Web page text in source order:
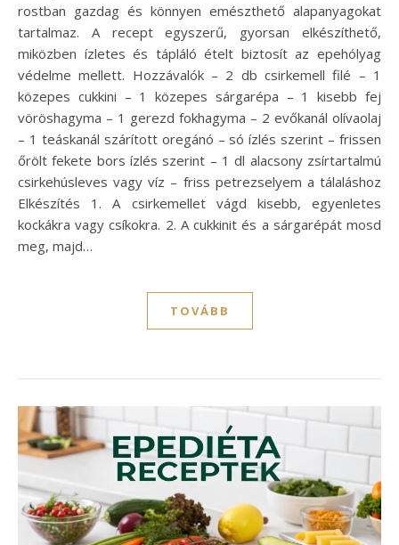
rostban gazdag és könnyen emészthető alapanyagokat
tartalmaz. A recept egyszerű, gyorsan elkészíthető,
miközben ízletes és tápláló ételt biztosít az epehólyag
védelme mellett. Hozzávalók – 2 db csirkemell filé – 1
közepes cukkini – 1 közepes sárgarépa – 1 kisebb fej
vöröshagyma – 1 gerezd fokhagyma – 2 evőkanál olívaolaj
– 1 teáskanál szárított oregánó – só ízlés szerint – frissen
őrölt fekete bors ízlés szerint – 1 dl alacsony zsírtartalmú
csirkehúsleves vagy víz – friss petrezselyem a tálaláshoz
Elkészítés 1. A csirkemellet vágd kisebb, egyenletes
kockákra vagy csíkokra. 2. A cukkinit és a sárgarépát mosd
meg, majd…
TOVÁBB